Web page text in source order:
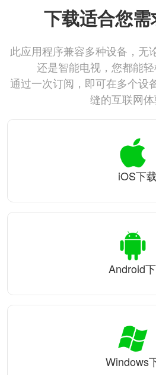
下载适合您
此应用程序兼容多种设备，无
还是智能电视，您都能轻
通过一次订阅，即可在多个设
缝的互联网体
iOS下载
Android
Windows